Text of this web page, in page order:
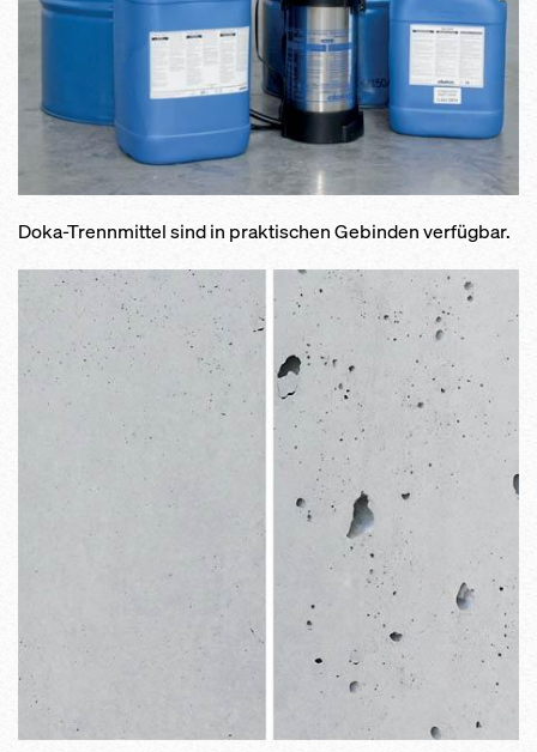
Doka-Trennmittel sind in praktischen Gebinden verfügbar.